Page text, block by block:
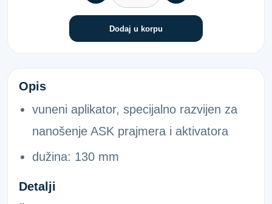
Dodaj u korpu
ASK-KIST ZA NANOS PRAJMERA
Opis
vuneni aplikator, specijalno razvijen za
nanošenje ASK prajmera i aktivatora
dužina: 130 mm
Detalji